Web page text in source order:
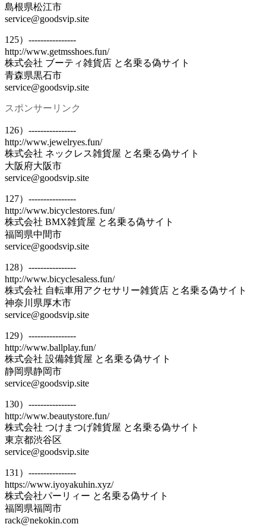
島根県松江市
service@goodsvip.site
125）----------------
http://www.getmsshoes.fun/
株式会社 ブーティ雑貨店 と名乗る偽サイト
青森県黒石市
service@goodsvip.site
スポンサーリンク
126）----------------
http://www.jewelryes.fun/
株式会社 ネックレス雑貨屋 と名乗る偽サイト
大阪府大阪市
service@goodsvip.site
127）----------------
http://www.bicyclestores.fun/
株式会社 BMX雑貨屋 と名乗る偽サイト
福岡県中間市
service@goodsvip.site
128）----------------
http://www.bicyclesaless.fun/
株式会社 自転車用アクセサリー雑貨店 と名乗る偽サイト
神奈川県厚木市
service@goodsvip.site
129）----------------
http://www.ballplay.fun/
株式会社 設備雑貨屋 と名乗る偽サイト
静岡県静岡市
service@goodsvip.site
130）----------------
http://www.beautystore.fun/
株式会社 つけまつげ雑貨屋 と名乗る偽サイト
東京都渋谷区
service@goodsvip.site
131）----------------
https://www.iyoyakuhin.xyz/
株式会社パーリィー と名乗る偽サイト
福岡県福岡市
rack@nekokin.com